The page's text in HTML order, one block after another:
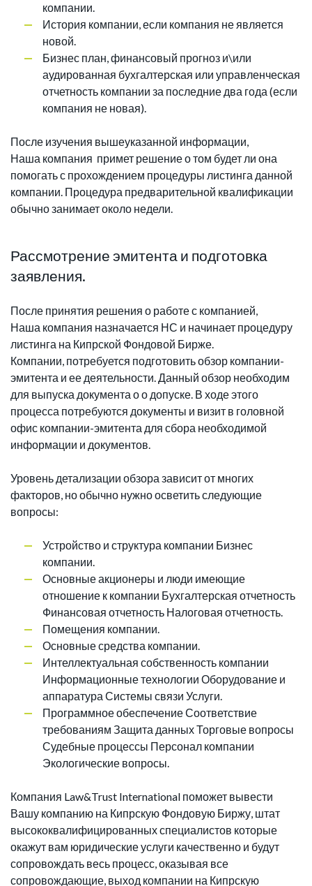
компании.
История компании, если компания не является
новой.
Бизнес план, финансовый прогноз и\или
аудированная бухгалтерская или управленческая
отчетность компании за последние два года (если
компания не новая).
После изучения вышеуказанной информации,
Наша компания примет решение о том будет ли она
помогать с прохождением процедуры листинга данной
компании. Процедура предварительной квалификации
обычно занимает около недели.
Рассмотрение эмитента и подготовка
заявления.
После принятия решения о работе с компанией,
Наша компания назначается НС и начинает процедуру
листинга на Кипрской Фондовой Бирже.
Компании, потребуется подготовить обзор компании-
эмитента и ее деятельности. Данный обзор необходим
для выпуска документа о о допуске. В ходе этого
процесса потребуются документы и визит в головной
офис компании-эмитента для сбора необходимой
информации и документов.
Уровень детализации обзора зависит от многих
факторов, но обычно нужно осветить следующие
вопросы:
Устройство и структура компании Бизнес
компании.
Основные акционеры и люди имеющие
отношение к компании Бухгалтерская отчетность
Финансовая отчетность Налоговая отчетность.
Помещения компании.
Основные средства компании.
Интеллектуальная собственность компании
Информационные технологии Оборудование и
аппаратура Системы связи Услуги.
Программное обеспечение Соответствие
требованиям Защита данных Торговые вопросы
Судебные процессы Персонал компании
Экологические вопросы.
Компания Law&Trust International поможет вывести
Вашу компанию на Кипрскую Фондовую Биржу, штат
высококвалифицированных специалистов которые
окажут вам юридические услуги качественно и будут
сопровождать весь процесс, оказывая все
сопровождающие, выход компании на Кипрскую